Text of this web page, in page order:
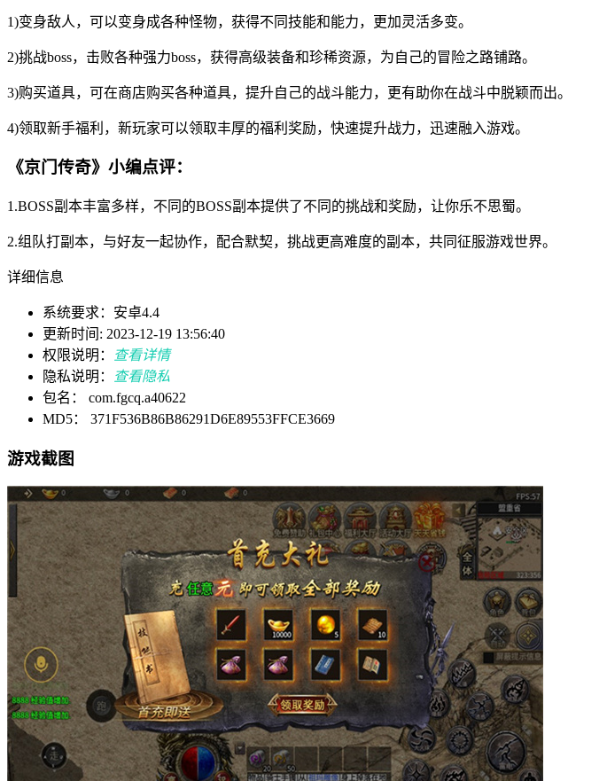
1)变身敌人，可以变身成各种怪物，获得不同技能和能力，更加灵活多变。
2)挑战boss，击败各种强力boss，获得高级装备和珍稀资源，为自己的冒险之路铺路。
3)购买道具，可在商店购买各种道具，提升自己的战斗能力，更有助你在战斗中脱颖而出。
4)领取新手福利，新玩家可以领取丰厚的福利奖励，快速提升战力，迅速融入游戏。
《京门传奇》小编点评：
1.BOSS副本丰富多样，不同的BOSS副本提供了不同的挑战和奖励，让你乐不思蜀。
2.组队打副本，与好友一起协作，配合默契，挑战更高难度的副本，共同征服游戏世界。
详细信息
系统要求：安卓4.4
更新时间: 2023-12-19 13:56:40
权限说明：
查看详情
隐私说明：
查看隐私
包名： com.fgcq.a40622
MD5： 371F536B86B86291D6E89553FFCE3669
游戏截图